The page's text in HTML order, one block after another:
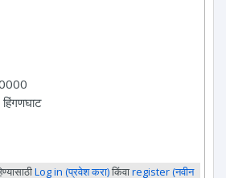
हिंगणघाट
Log in (प्रवेश करा)किंवाregister (नवीन